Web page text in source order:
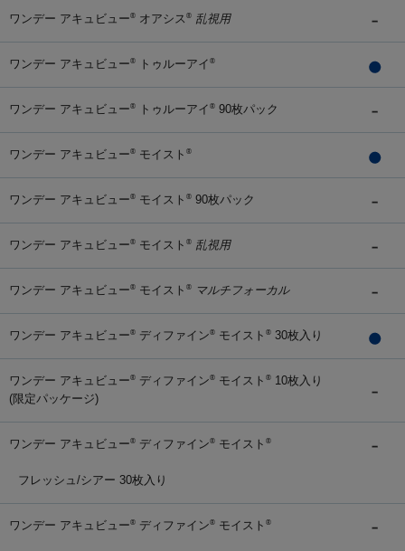
ワンデー アキュビュー® オアシス ® 乱視用
ワンデー アキュビュー® トゥルーアイ ®
ワンデー アキュビュー® トゥルーアイ ® 90枚パック
ワンデー アキュビュー® モイスト ®
ワンデー アキュビュー® モイスト ® 90枚パック
ワンデー アキュビュー® モイスト ® 乱視用
ワンデー アキュビュー® モイスト ® マルチフォーカル
ワンデー アキュビュー® ディファイン® モイスト ® 30枚入り
ワンデー アキュビュー® ディファイン® モイスト ® 10枚入り
(限定パッケージ)
ワンデー アキュビュー® ディファイン® モイスト ®
フレッシュ/シアー 30枚入り
ワンデー アキュビュー® ディファイン® モイスト ®